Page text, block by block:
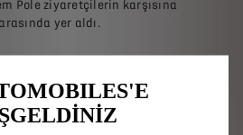
Pole ziyaretçilerin karşısına
yer aldı.
Cabrio ve hatta 1962 Paris